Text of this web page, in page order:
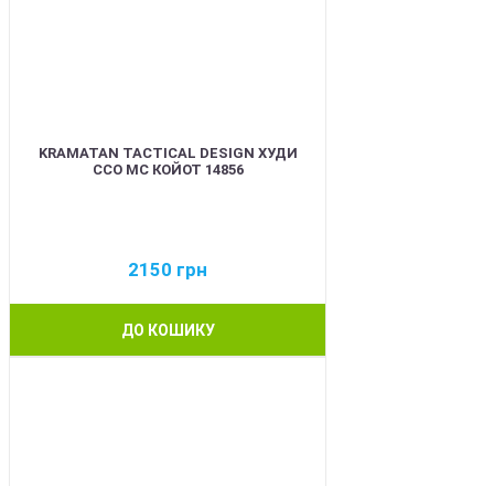
KRAMATAN TACTICAL DESIGN ХУДИ
ССО МС КОЙОТ 14856
2150 грн
ДО КОШИКУ